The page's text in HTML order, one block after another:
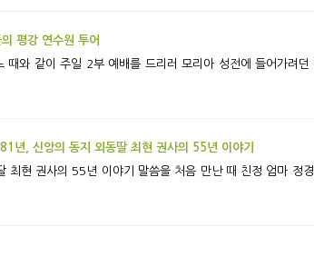
평강 연수원 투어
년, 신앙의 동지 외동딸 최현 권사의 55년 이야기
친정 엄마 정경선 권사의 고향은 전남 강